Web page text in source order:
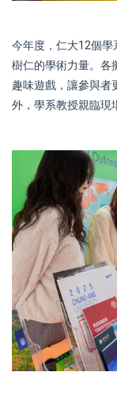
今年度，仁大12個
樹仁的學術力量。各
趣味遊戲，讓參與者
外，學系教授親臨現